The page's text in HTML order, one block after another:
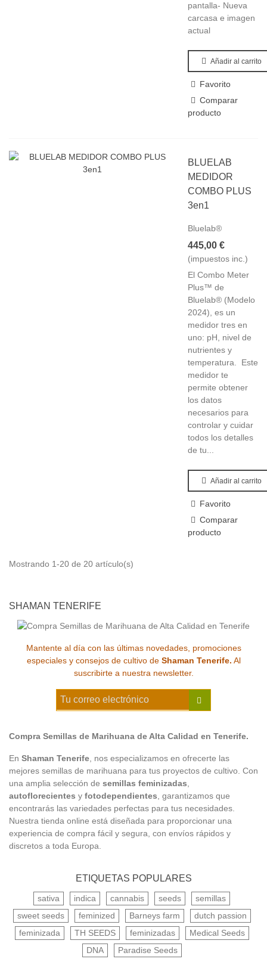
pantalla- Nueva
carcasa e imagen
actual
Añadir al carrito
Favorito
Comparar
producto
BLUELAB
MEDIDOR
COMBO PLUS
3en1
Bluelab®
445,00 €
(impuestos inc.)
El Combo Meter
Plus™ de
Bluelab® (Modelo
2024), es un
medidor tres en
uno: pH, nivel de
nutrientes y
temperatura. Este
medidor te
permite obtener
los datos
necesarios para
controlar y cuidar
todos los detalles
de tu...
Añadir al carrito
Favorito
Comparar
producto
Mostrando 1-20 de 20 artículo(s)
SHAMAN TENERIFE
Mantente al día con las últimas novedades, promociones
especiales y consejos de cultivo de Shaman Tenerife. Al
suscribirte a nuestra newsletter.
Compra Semillas de Marihuana de Alta Calidad en Tenerife.
En Shaman Tenerife , nos especializamos en ofrecerte las
mejores semillas de marihuana para tus proyectos de cultivo. Con
una amplia selección de semillas feminizadas
autoflorecientes y fotodependientes , garantizamos que
encontrarás las variedades perfectas para tus necesidades.
Nuestra tienda online está diseñada para proporcionar una
experiencia de compra fácil y segura, con envíos rápidos y
discretos a toda Europa.
ETIQUETAS POPULARES
sativa indica cannabis seeds
semillas
sweet seeds
feminized Barneys farm
dutch passion
feminizada
TH SEEDS feminizadas
Medical Seeds
DNA
Paradise Seeds